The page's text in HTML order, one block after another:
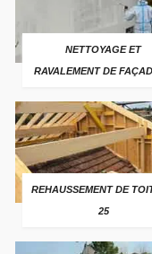
NETTOYAGE ET
RAVALEMENT DE
REHAUSSEMENT DE
25